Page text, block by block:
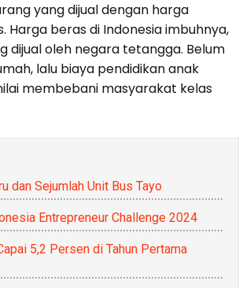
yang dijual dengan harga
beras di Indonesia imbuhnya,
dijual oleh negara tetangga. Belum
lalu biaya pendidikan anak
membebani masyarakat kelas
dan Sejumlah Unit Bus Tayo
Entrepreneur Challenge 2024
5,2 Persen di Tahun Pertama